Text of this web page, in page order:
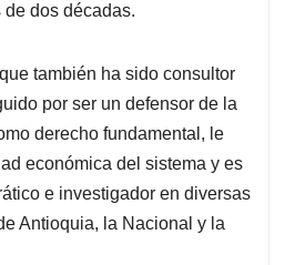
de dos décadas.
también ha sido consultor
por ser un defensor de la
derecho fundamental, le
económica del sistema y es
e investigador en diversas
Antioquia, la Nacional y la